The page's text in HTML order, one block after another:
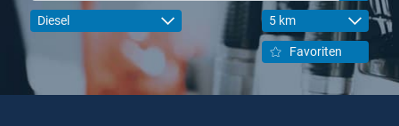
Diesel 5 km
Favoriten